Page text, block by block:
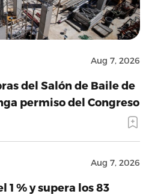
Aug 7, 2026
del Salón de Baile de
permiso del Congreso
Aug 7, 2026
1 % y supera los 83